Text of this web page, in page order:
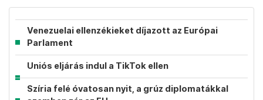
Venezuelai ellenzékieket díjazott az Európai
Parlament
Uniós eljárás indul a TikTok ellen
Szíria felé óvatosan nyit, a grúz diplomatákkal